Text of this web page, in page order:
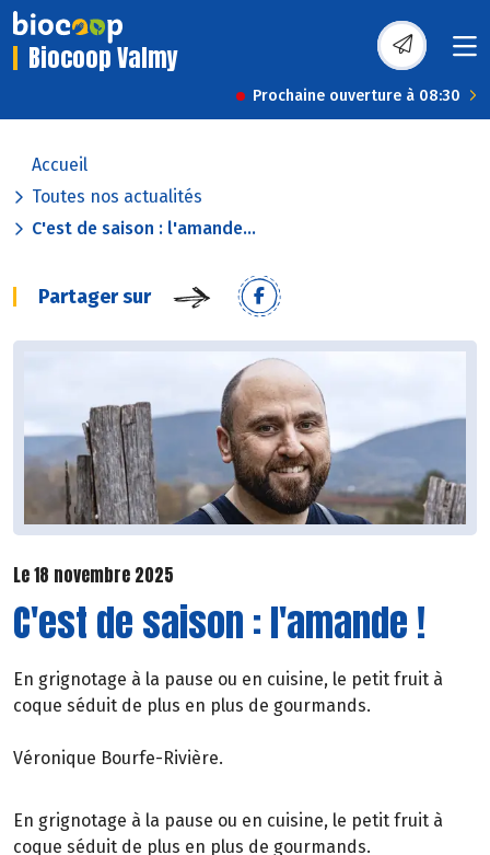
Biocoop Valmy
Prochaine ouverture à 08:30
Accueil
Toutes nos actualités
C'est de saison : l'amande...
Partager sur
Le 18 novembre 2025
C'est de saison : l'amande !
En grignotage à la pause ou en cuisine, le petit fruit à
coque séduit de plus en plus de gourmands.
Véronique Bourfe-Rivière.
En grignotage à la pause ou en cuisine, le petit fruit à
coque séduit de plus en plus de gourmands.